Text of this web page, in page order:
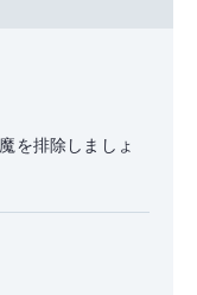
を排除しましょ